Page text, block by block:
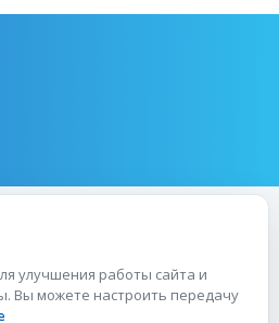
ЗАИНТЕРЕСУЕТ:
улучшения работы сайта и
Вы можете настроить передачу